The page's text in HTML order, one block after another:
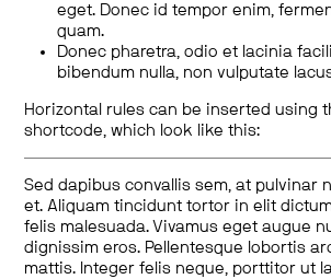
eget. Donec id tempor enim,
quam.
Donec pharetra, odio et lacinia
bibendum nulla, non vulputate
Horizontal rules can be inserted using
shortcode, which look like this:
Sed dapibus convallis sem, at pulvinar
et. Aliquam tincidunt tortor in elit
felis malesuada. Vivamus eget augue
dignissim eros. Pellentesque lobortis
mattis. Integer felis neque, porttitor ut